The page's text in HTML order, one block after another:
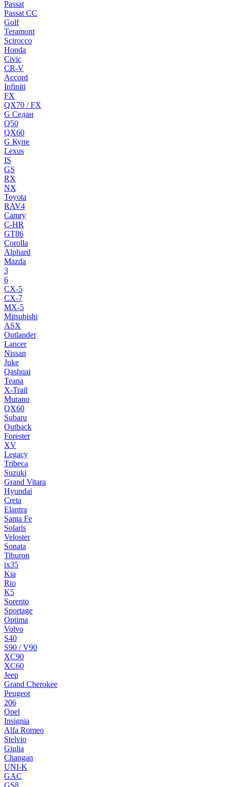
Passat
Passat CC
Golf
Teramont
Scirocco
Honda
Civic
CR-V
Accord
Infiniti
FX
QX70 / FX
G Cедан
Q50
QX60
G Купе
Lexus
IS
GS
RX
NX
Toyota
RAV4
Camry
C-HR
GT86
Corolla
Alphard
Mazda
3
6
CX-5
CX-7
MX-5
Mitsubishi
ASX
Outlander
Lancer
Nissan
Juke
Qashqai
Teana
X-Trail
Murano
QX60
Subaru
Outback
Forester
XV
Legacy
Tribeca
Suzuki
Grand Vitara
Hyundai
Creta
Elantra
Santa Fe
Solaris
Veloster
Sonata
Tiburon
ix35
Kia
Rio
K5
Sorento
Sportage
Optima
Volvo
S40
S90 / V90
XC90
XC60
Jeep
Grand Cherokee
Peugeot
206
Opel
Insignia
Alfa Romeo
Stelvio
Giulia
Changan
UNI-K
GAC
GS8